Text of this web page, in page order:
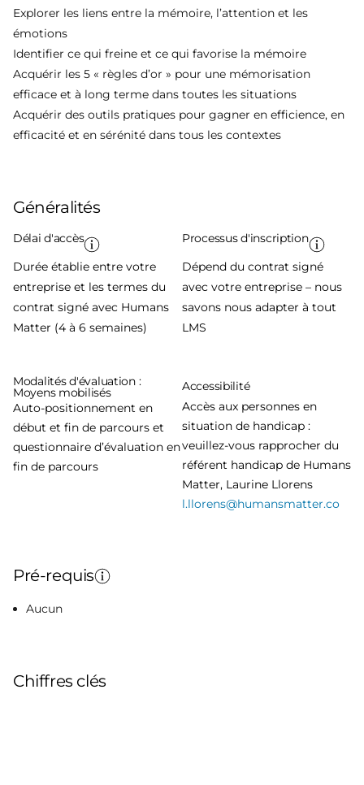
Explorer les liens entre la mémoire, l’attention et les
émotions
Identifier ce qui freine et ce qui favorise la mémoire
Acquérir les 5 « règles d’or » pour une mémorisation
efficace et à long terme dans toutes les situations
Acquérir des outils pratiques pour gagner en efficience, en
efficacité et en sérénité dans tous les contextes
Généralités
Délai d'accès
Durée établie entre votre
entreprise et les termes du
contrat signé avec Humans
Matter (4 à 6 semaines)
Processus d'inscription
Dépend du contrat signé
avec votre entreprise – nous
savons nous adapter à tout
LMS
Modalités d'évaluation :
Moyens mobilisés
Auto-positionnement en
début et fin de parcours et
questionnaire d’évaluation en
fin de parcours
Accessibilité
Accès aux personnes en
situation de handicap :
veuillez-vous rapprocher du
référent handicap de Humans
Matter, Laurine Llorens
l.llorens@humansmatter.co
Pré-requis
Aucun
Chiffres clés